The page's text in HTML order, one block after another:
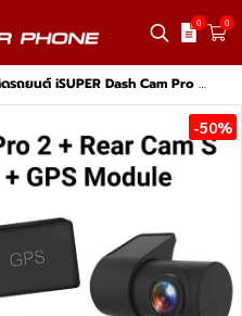
0 0
Dash Cam Pro 2 พร้อมกล้องหลัง รุ่น 1 เพิ่ม Hardware Kit
-50%